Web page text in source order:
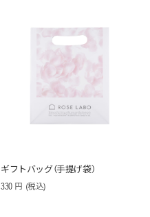
ギフトバッグ（手提げ袋）
330 円 (税込)